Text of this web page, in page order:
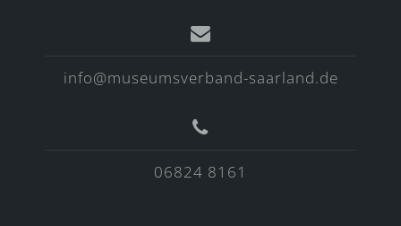
info@museumsverband-saarland.de
06824 8161